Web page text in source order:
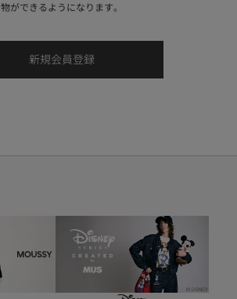
物ができるようになります。